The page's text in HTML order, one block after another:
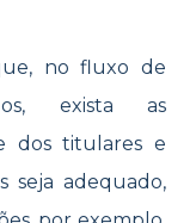
no fluxo de
exista as
dos titulares e
seja adequado,